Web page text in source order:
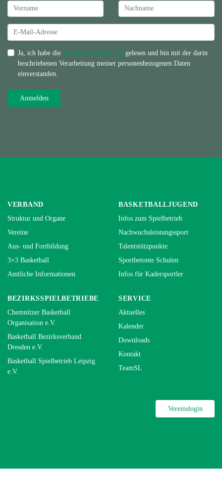
Ja, ich habe die Datenschutzerklärung gelesen und bin mit der darin
beschriebenen Verarbeitung meiner personenbezogenen Daten
einverstanden.
VERBAND
Struktur und Organe
Vereine
Aus- und Fortbildung
3×3 Basketball
Amtliche Informationen
BASKETBALLJUGEND
Infos zum Spielbetrieb
Nachwuchsleistungssport
Talentstützpunkte
Sportbetonte Schulen
Infos für Kadersportler
BEZIRKSSPIELBETRIEBE
Chemnitzer Basketball
Organisation e.V.
Basketball Bezirksverband
Dresden e.V.
Basketball Spielbetrieb Leipzig
e.V.
SERVICE
Aktuelles
Kalender
Downloads
Kontakt
TeamSL
Vereinslogin